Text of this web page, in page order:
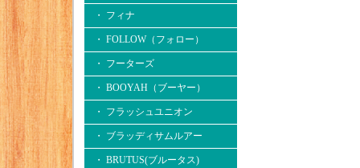
・ フィナ
・ FOLLOW（フォロー）
・ フーターズ
・ BOOYAH（ブーヤー）
・ フラッシュユニオン
・ ブラッディサムルアー
・ BRUTUS(ブルータス)